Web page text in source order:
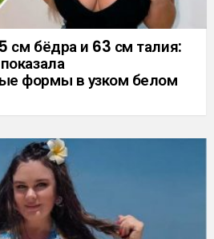
см бёдра и 63 см талия:
формы в узком белом